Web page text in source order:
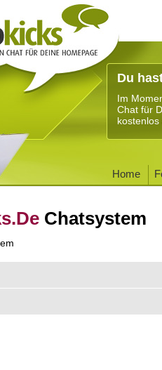
Du
Im
Chat für
kostenlos
Home
Chatsystem